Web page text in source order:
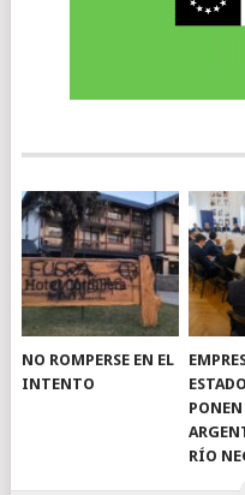
NO ROMPERSE EN EL
INTENTO
PONEN
RÍO